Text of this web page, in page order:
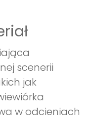
scenerii
jak
w odcieniach